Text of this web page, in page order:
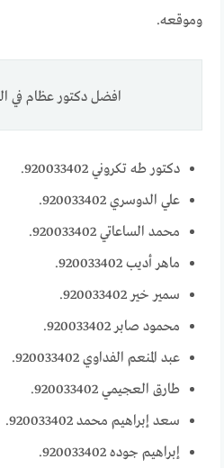
وموقعه.
افضل دكتور عظام في
دكتور طه تكروني 920033402.
علي الدوسري 920033402.
محمد الساعاتي 920033402.
ماهر أديب 920033402.
سمير خير 920033402.
محمود صابر 920033402.
عبد المنعم الفداوي 920033402.
طارق العجيمي 920033402.
سعد إبراهيم محمد 920033402.
إبراهيم جوده 920033402.